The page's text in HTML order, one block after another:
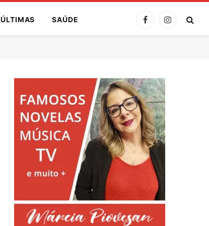
ÚLTIMAS SAÚDE FacebookInstagram